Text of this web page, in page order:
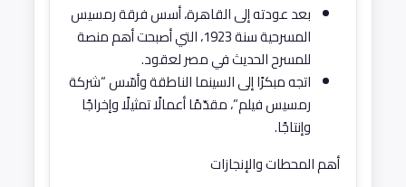
بعد عودته إلى القاهرة، أسس فرقة رمسيس
المسرحية سنة 1923، التي أصبحت أهم منصة
للمسرح الحديث في مصر لعقود.
اتجه مبكرًا إلى السينما الناطقة وأسّس “شركة
رمسيس فيلم”، مقدّمًا أعمالًا تمثيلًا وإخراجًا
وإنتاجًا.
أهم المحطات والإنجازات